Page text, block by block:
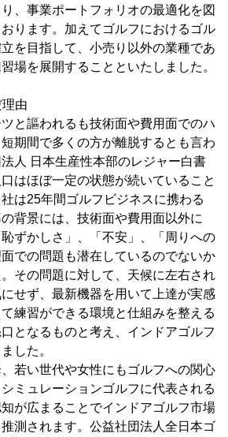
、事業ポートフォリオの最適化を図
ります。加えてゴルフにおけるゴル
を目指して、小売り以外の業種であ
場を展開することといたしました。
由
と謳われるも技術面や費用面でのハ
期間で多くの方が離脱するとも言わ
人 日本生産性本部のレジャー白書
はほぼ一定の状態が続いていること
は25年間ゴルフビジネスに携わる
背景には、技術面や費用面以外に
ずかしさ」、「不安」、「周りへの
での問題も潜在しているのでないか
その問題に対して、天候に左右され
せず、最新機器を用いて上達が実感
練習ができる環境と仕組みを整える
となるものと考え、インドアゴルフ
した。
若い世代や女性にもゴルフへの関心
ミュレーションゴルフに代表される
が広まることでインドアゴルフ市場
測されます。公益社団法人全日本ゴ